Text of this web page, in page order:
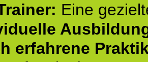
Eine
erfahrene